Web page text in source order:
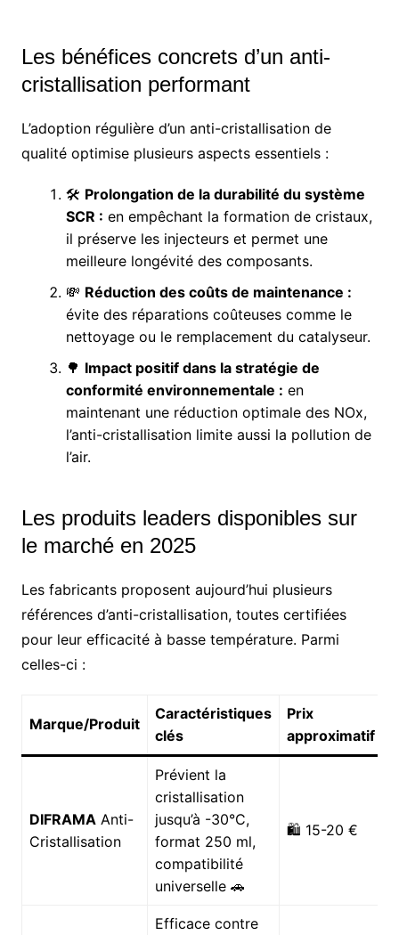
Les bénéfices concrets d’un anti-
cristallisation performant
L’adoption régulière d’un anti-cristallisation de
qualité optimise plusieurs aspects essentiels :
🛠️ Prolongation de la durabilité du système
SCR : en empêchant la formation de cristaux,
il préserve les injecteurs et permet une
meilleure longévité des composants.
💸 Réduction des coûts de maintenance :
évite des réparations coûteuses comme le
nettoyage ou le remplacement du catalyseur.
🌳 Impact positif dans la stratégie de
conformité environnementale : en
maintenant une réduction optimale des NOx,
l’anti-cristallisation limite aussi la pollution de
l’air.
Les produits leaders disponibles sur
le marché en 2025
Les fabricants proposent aujourd’hui plusieurs
références d’anti-cristallisation, toutes certifiées
pour leur efficacité à basse température. Parmi
celles-ci :
Marque/Produit
Caractéristiques
clés
Prix
approximatif
DIFRAMA Anti-
Cristallisation
Prévient la
cristallisation
jusqu’à -30°C,
format 250 ml,
compatibilité
universelle 🚗
🛍️ 15-20 €
Efficace contre